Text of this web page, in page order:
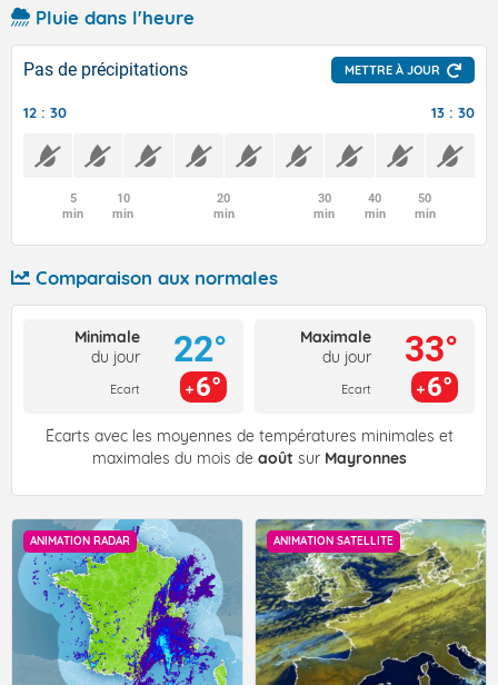
Pluie dans l'heure
Pas de précipitations METTRE À JOUR
12 : 30 13 : 30
5
min
10
min
20
min
30
min
40
min
50
min
Comparaison aux normales
Minimale
du jour
Ecart
22°
6°
Maximale
du jour
Ecart
33°
6°
Écarts avec les moyennes de températures minimales et
maximales du mois de août sur Mayronnes
ANIMATION RADAR ANIMATION SATELLITE